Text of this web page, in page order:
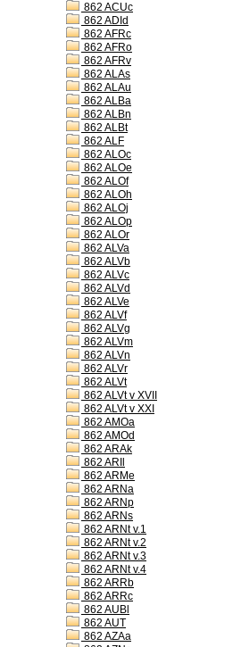
862 ACUc
862 ADId
862 AFRc
862 AFRo
862 AFRv
862 ALAs
862 ALAu
862 ALBa
862 ALBn
862 ALBt
862 ALF
862 ALOc
862 ALOe
862 ALOf
862 ALOh
862 ALOj
862 ALOp
862 ALOr
862 ALVa
862 ALVb
862 ALVc
862 ALVd
862 ALVe
862 ALVf
862 ALVg
862 ALVm
862 ALVn
862 ALVr
862 ALVt
862 ALVt v XVII
862 ALVt v XXI
862 AMOa
862 AMOd
862 ARAk
862 ARIl
862 ARMe
862 ARNa
862 ARNp
862 ARNs
862 ARNt v.1
862 ARNt v.2
862 ARNt v.3
862 ARNt v.4
862 ARRb
862 ARRc
862 AUBl
862 AUT
862 AZAa